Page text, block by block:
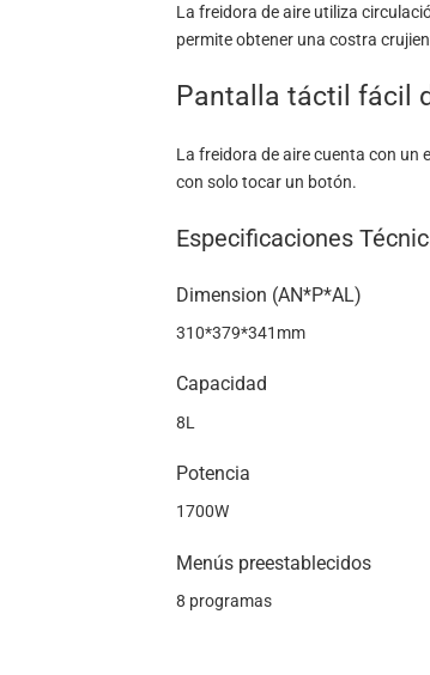
La freidora de aire utiliza
permite obtener una costra
Pantalla táctil fácil
La freidora de aire cuenta con un
con solo tocar un botón.
Especificaciones
Dimension (AN*P*AL)
310*379*341mm
Capacidad
8L
Potencia
1700W
Menús preestablecidos
8 programas